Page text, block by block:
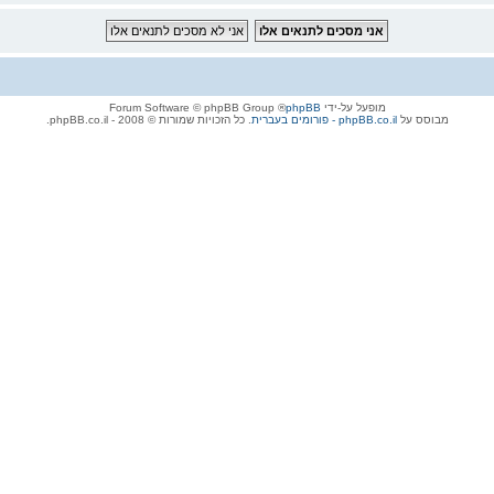
מופעל על-ידי phpBB
® Forum Software © phpBB Group
מבוסס עלphpBB.co.il - פורומים בעברית . כל הזכויות שמורות © 2008 - phpBB.co.il.